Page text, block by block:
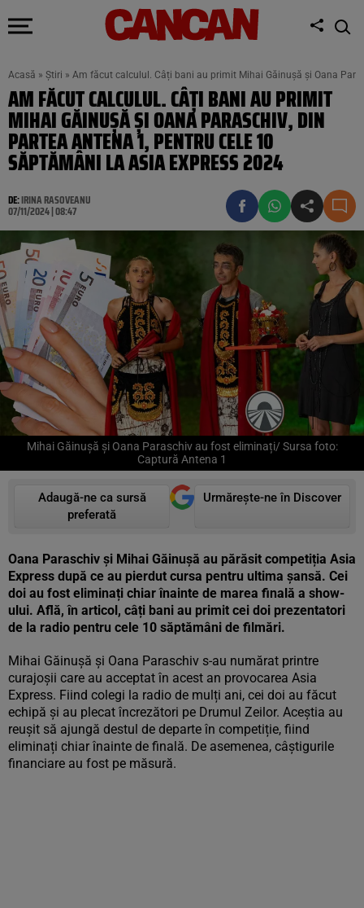
Acasă » Știri » Am făcut calculul. Câți bani au primit Mihai Găinușă și Oana
AM FĂCUT CALCULUL. CÂȚI BANI AU PRIMIT
MIHAI GĂINUȘĂ ȘI OANA PARASCHIV, DIN
PARTEA ANTENA 1, PENTRU CELE 10
SĂPTĂMÂNI LA ASIA EXPRESS 2024
DE:IRINA RASOVEANU
07/11/2024 | 08:47
Mihai Găinușă și Oana Paraschiv au fost eliminați/ Sursa foto:
Captură Antena 1
Adaugă-ne ca sursă
preferată
Urmărește-ne în Discover
Oana Paraschiv și Mihai Găinușă au părăsit competiția Asia
Express după ce au pierdut cursa pentru ultima șansă. Cei
doi au fost eliminați chiar înainte de marea finală a show-
ului. Află, în articol, câți bani au primit cei doi prezentatori
de la radio pentru cele 10 săptămâni de filmări.
Mihai Găinușă și Oana Paraschiv s-au numărat printre
curajoșii care au acceptat în acest an provocarea Asia
Express. Fiind colegi la radio de mulți ani, cei doi au făcut
echipă și au plecat încrezători pe Drumul Zeilor. Aceștia au
reușit să ajungă destul de departe în competiție, fiind
eliminați chiar înainte de finală. De asemenea, câștigurile
financiare au fost pe măsură.